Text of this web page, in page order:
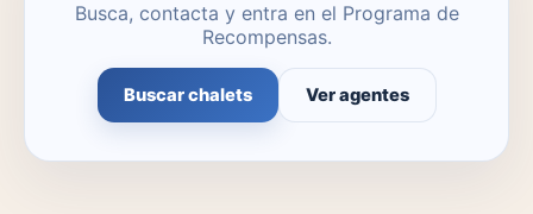
Busca, contacta y entra en el Programa de
Recompensas.
Buscar chalets Ver agentes